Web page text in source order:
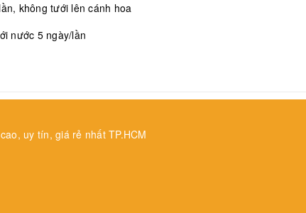
không tưới lên cánh hoa
nước 5 ngày/lần
uy tín, giá rẻ nhất TP.HCM